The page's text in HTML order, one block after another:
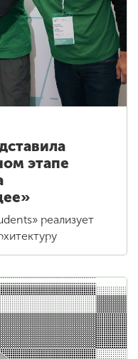
этапе
реализует